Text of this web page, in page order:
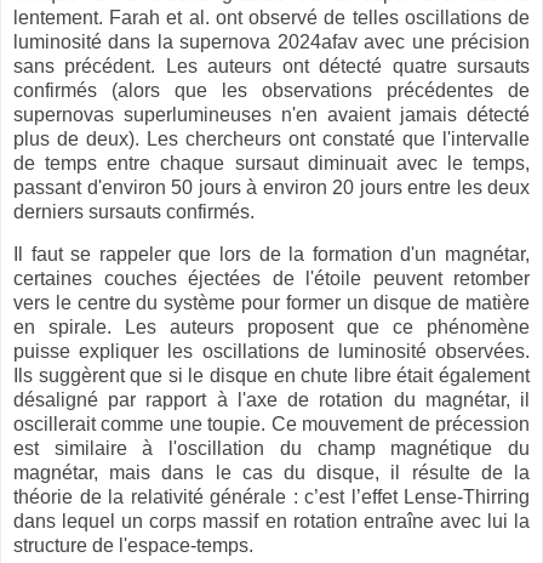
lentement. Farah et al. ont observé de telles oscillations de
luminosité dans la supernova 2024afav avec une précision
sans précédent. Les auteurs ont détecté quatre sursauts
confirmés (alors que les observations précédentes de
supernovas superlumineuses n'en avaient jamais détecté
plus de deux). Les chercheurs ont constaté que l'intervalle
de temps entre chaque sursaut diminuait avec le temps,
passant d'environ 50 jours à environ 20 jours entre les deux
derniers sursauts confirmés.
Il faut se rappeler que lors de la formation d'un magnétar,
certaines couches éjectées de l'étoile peuvent retomber
vers le centre du système pour former un disque de matière
en spirale. Les auteurs proposent que ce phénomène
puisse expliquer les oscillations de luminosité observées.
Ils suggèrent que si le disque en chute libre était également
désaligné par rapport à l'axe de rotation du magnétar, il
oscillerait comme une toupie. Ce mouvement de précession
est similaire à l'oscillation du champ magnétique du
magnétar, mais dans le cas du disque, il résulte de la
théorie de la relativité générale : c’est l’effet Lense-Thirring
dans lequel un corps massif en rotation entraîne avec lui la
structure de l'espace-temps.